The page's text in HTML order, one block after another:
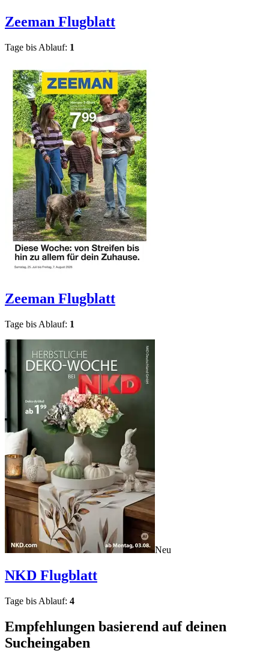
Zeeman Flugblatt
Tage bis Ablauf: 1
Zeeman Flugblatt
Tage bis Ablauf: 1
Neu
NKD Flugblatt
Tage bis Ablauf: 4
Empfehlungen basierend auf deinen
Sucheingaben